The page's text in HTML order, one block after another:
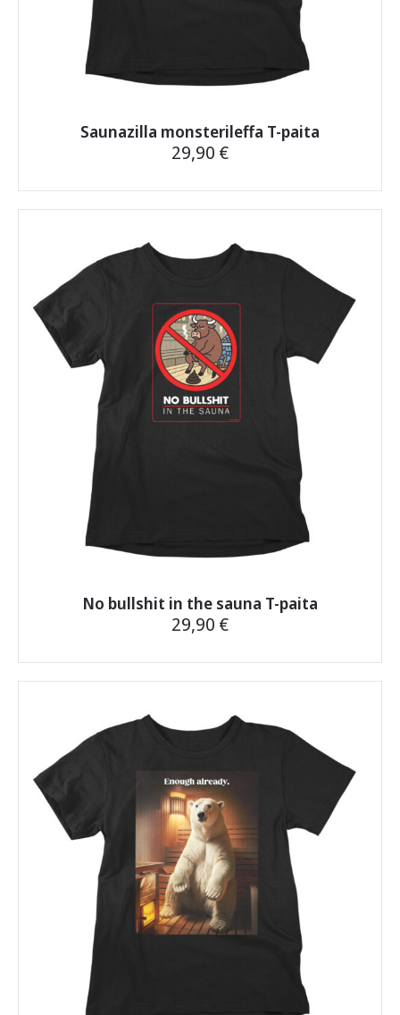
Saunazilla monsterileffa T-paita
29,90 €
tuotteella
muunnelma.
tehdä
valinnat
tuotteen
sivulla.
No bullshit in the sauna T-paita
29,90 €
tuotteella
muunnelma.
tehdä
valinnat
tuotteen
sivulla.